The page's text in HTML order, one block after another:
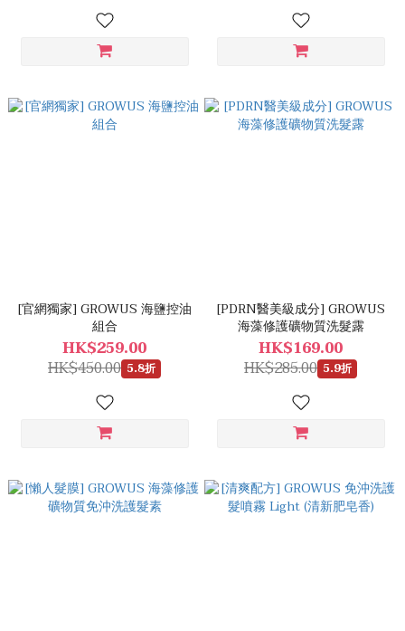
[官網獨家] GROWUS 海鹽控油
組合
HK$259.00
HK$450.00 5.8折
[PDRN醫美級成分] GROWUS
海藻修護礦物質洗髮露
HK$169.00
HK$285.00 5.9折